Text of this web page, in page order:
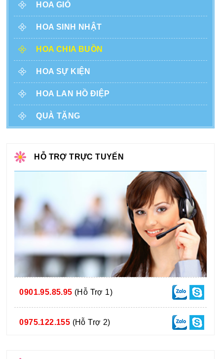
HOA GIỎ
HOA SINH NHẬT
HOA CHIA BUỒN
HOA SỰ KIỆN
HOA LAN HỒ ĐIỆP
QUÀ TẶNG
HỖ TRỢ TRỰC TUYẾN
0901.95.85.95 (Hỗ Trợ 1)
0975.122.155 (Hỗ Trợ 2)